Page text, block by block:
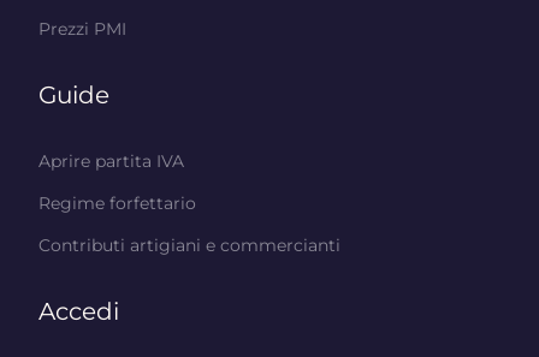
Prezzi PMI
Guide
Aprire partita IVA
Regime forfettario
Contributi artigiani e commercianti
Accedi